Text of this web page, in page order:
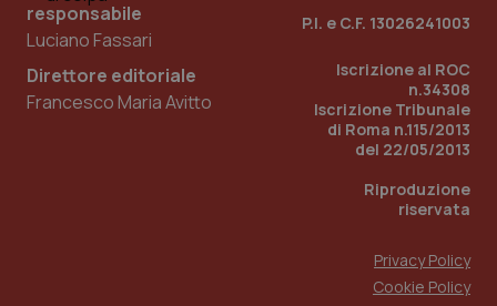
responsabile
Luciano Fassari
Direttore editoriale
Francesco Maria Avitto
P.I. e C.F. 13026241003
Iscrizione al ROC
n.34308
Iscrizione Tribunale
di Roma n.115/2013
del 22/05/2013
Riproduzione
riservata
Privacy Policy
Cookie Policy
.quotidianosanita.it
1